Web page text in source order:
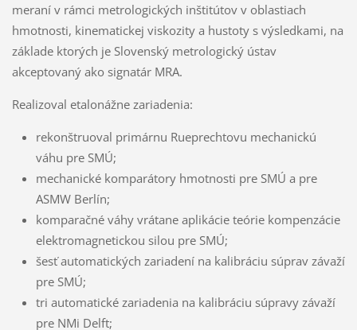
meraní v rámci metrologických inštitútov v oblastiach
hmotnosti, kinematickej viskozity a hustoty s výsledkami, na
základe ktorých je Slovenský metrologický ústav
akceptovaný ako signatár MRA.
Realizoval etalonážne zariadenia:
rekonštruoval primárnu Rueprechtovu mechanickú
váhu pre SMÚ;
mechanické komparátory hmotnosti pre SMÚ a pre
ASMW Berlín;
komparačné váhy vrátane aplikácie teórie kompenzácie
elektromagnetickou silou pre SMÚ;
šesť automatických zariadení na kalibráciu súprav závaží
pre SMÚ;
tri automatické zariadenia na kalibráciu súpravy závaží
pre NMi Delft;